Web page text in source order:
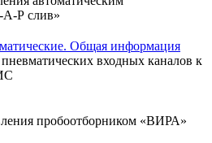
А-Р слив»
Общая информация
входных каналов к
пробоотборником «ВИРА»